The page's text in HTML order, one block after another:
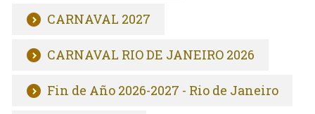
CARNAVAL 2027
CARNAVAL RIO DE JANEIRO 2026
Fin de Año 2026-2027 - Rio de Janeiro